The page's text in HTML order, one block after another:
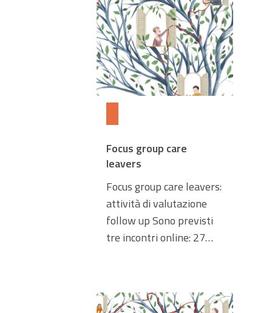
Focus group care
leavers
Focus group care leavers:
attività di valutazione
follow up Sono previsti
tre incontri online: 27…